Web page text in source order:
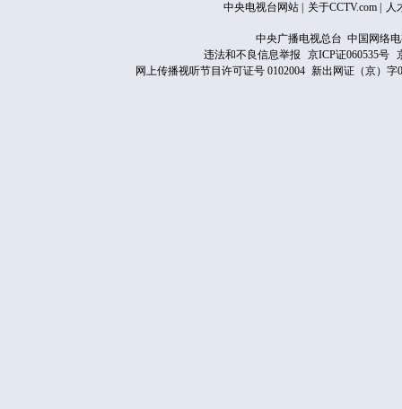
中央电视台网站 关于CCTV.com 人
中央广播电视总台 中国网络
违法和不良信息举报
京ICP证060535号
网上传播视听节目许可证号 0102004 新出网证（京）